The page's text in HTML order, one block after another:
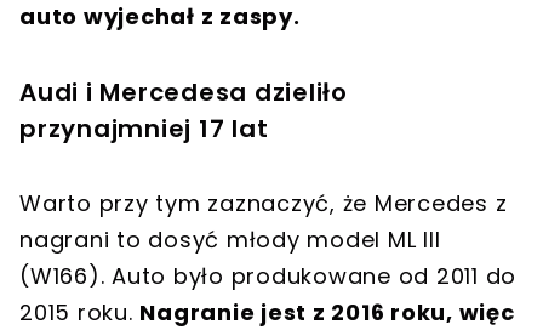
auto wyjechał z zaspy.
Audi i Mercedesa dzieliło
przynajmniej 17 lat
Warto przy tym zaznaczyć, że Mercedes z
nagrani to dosyć młody model ML III
(W166). Auto było produkowane od 2011 do
2015 roku. Nagranie jest z 2016 roku, więc